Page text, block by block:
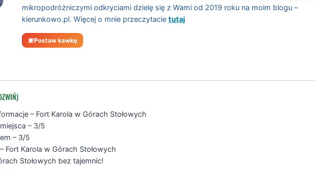
mikropodróżniczymi odkryciami dzielę się z Wami od 2019 roku na moim blogu –
kierunkowo.pl. Więcej o mnie przeczytacie tutaj
Postaw kawkę
– Fort Karola w Górach Stołowych
– 3/5
– 3/5
Fort Karola w Górach Stołowych
Stołowych bez tajemnic!